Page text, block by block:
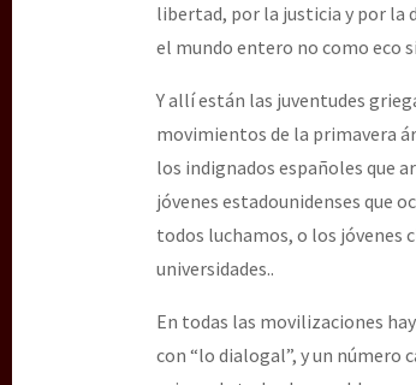
libertad, por la justicia y por la
el mundo entero no como eco
Y allí están las juventudes
movimientos de la primavera
los indignados españoles que
jóvenes estadounidenses que
todos luchamos, o los jóvenes
universidades..
En todas las movilizaciones
con “lo dialogal”, y un número